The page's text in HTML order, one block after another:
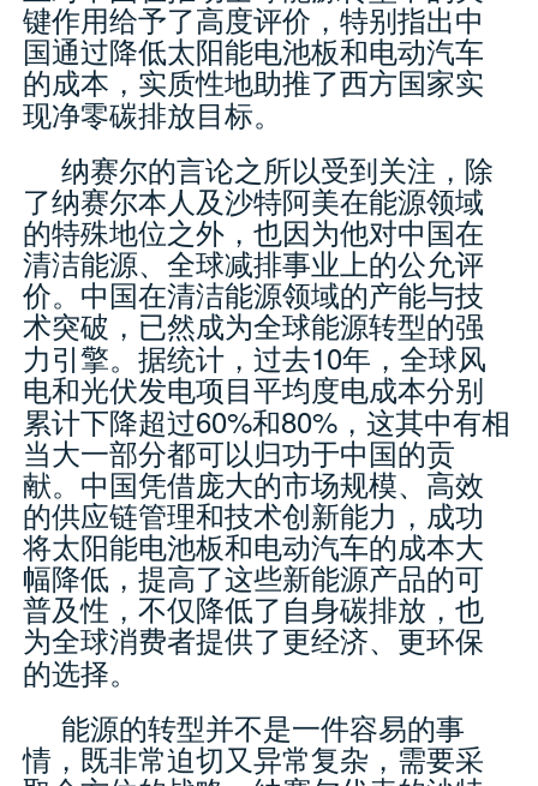
键作用给予了高度评价，特别指出中
国通过降低太阳能电池板和电动汽车
的成本，实质性地助推了西方国家实
现净零碳排放目标。
纳赛尔的言论之所以受到关注，除
了纳赛尔本人及沙特阿美在能源领域
的特殊地位之外，也因为他对中国在
清洁能源、全球减排事业上的公允评
价。中国在清洁能源领域的产能与技
术突破，已然成为全球能源转型的强
力引擎。据统计，过去10年，全球风
电和光伏发电项目平均度电成本分别
累计下降超过60%和80%，这其中有相
当大一部分都可以归功于中国的贡
献。中国凭借庞大的市场规模、高效
的供应链管理和技术创新能力，成功
将太阳能电池板和电动汽车的成本大
幅降低，提高了这些新能源产品的可
普及性，不仅降低了自身碳排放，也
为全球消费者提供了更经济、更环保
的选择。
能源的转型并不是一件容易的事
情，既非常迫切又异常复杂，需要采